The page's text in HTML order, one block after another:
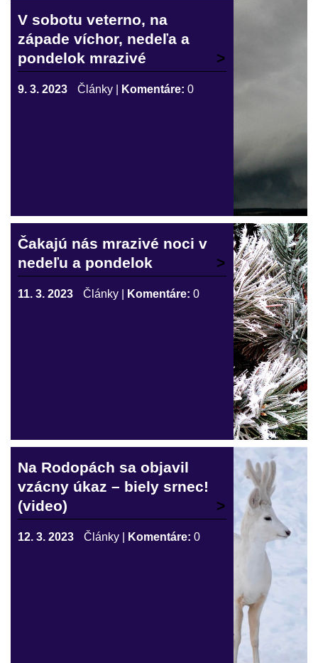
V sobotu veterno, na
západe víchor, nedeľa a
pondelok mrazivé
9. 3. 2023 Články Komentáre: 0
Čakajú nás mrazivé noci v
nedeľu a pondelok
11. 3. 2023 Články Komentáre: 0
Na Rodopách sa objavil
vzácny úkaz – biely srnec!
(video)
12. 3. 2023 Články Komentáre: 0